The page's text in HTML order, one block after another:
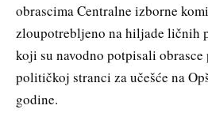
obrascima Centralne izborne
zloupotrebljeno na hiljade ličnih
koji su navodno potpisali
političkoj stranci za učešće na
godine.